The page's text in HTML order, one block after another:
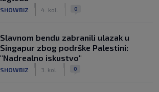
SHOWBIZ 4. kol. 0
Slavnom bendu zabranili ulazak u
Singapur zbog podrške Palestini:
"Nadrealno iskustvo"
SHOWBIZ 3. kol. 0